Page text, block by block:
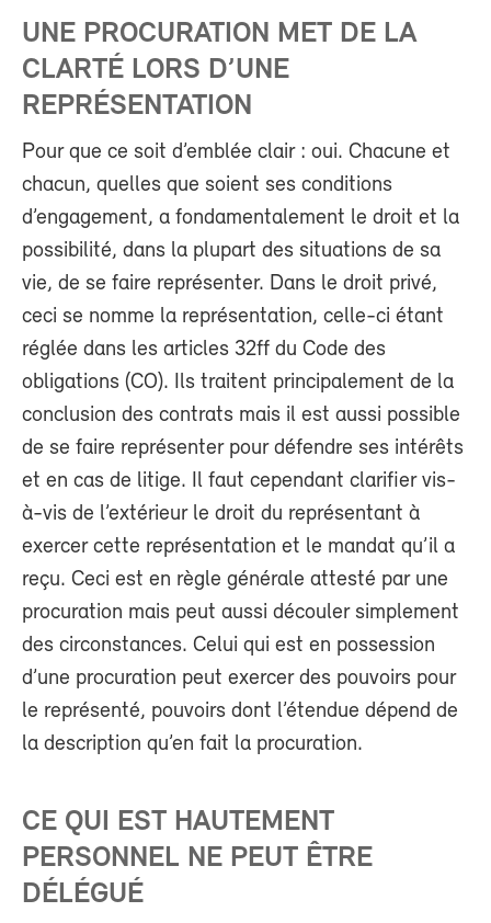
UNE PROCURATION MET DE LA
CLARTÉ LORS D’UNE
REPRÉSENTATION
Pour que ce soit d’emblée clair : oui. Chacune et
chacun, quelles que soient ses conditions
d’engagement, a fondamentalement le droit et la
possibilité, dans la plupart des situations de sa
vie, de se faire représenter. Dans le droit privé,
ceci se nomme la représentation, celle-ci étant
réglée dans les articles 32ff du Code des
obligations (CO). Ils traitent principalement de la
conclusion des contrats mais il est aussi possible
de se faire représenter pour défendre ses intérêts
et en cas de litige. Il faut cependant clarifier vis-
à-vis de l’extérieur le droit du représentant à
exercer cette représentation et le mandat qu’il a
reçu. Ceci est en règle générale attesté par une
procuration mais peut aussi découler simplement
des circonstances. Celui qui est en possession
d’une procuration peut exercer des pouvoirs pour
le représenté, pouvoirs dont l’étendue dépend de
la description qu’en fait la procuration.
CE QUI EST HAUTEMENT
PERSONNEL NE PEUT ÊTRE
DÉLÉGUÉ